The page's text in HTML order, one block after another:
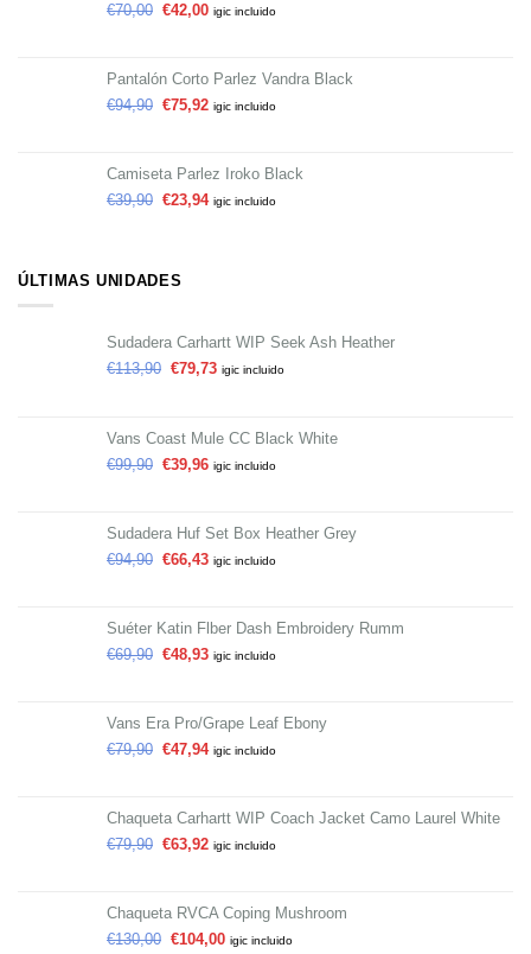
€70,00 €42,00 igic incluido
Pantalón Corto Parlez Vandra Black
€94,90 €75,92 igic incluido
Camiseta Parlez Iroko Black
€39,90 €23,94 igic incluido
ÚLTIMAS UNIDADES
Sudadera Carhartt WIP Seek Ash Heather
€113,90 €79,73 igic incluido
Vans Coast Mule CC Black White
€99,90 €39,96 igic incluido
Sudadera Huf Set Box Heather Grey
€94,90 €66,43 igic incluido
Suéter Katin Flber Dash Embroidery Rumm
€69,90 €48,93 igic incluido
Vans Era Pro/Grape Leaf Ebony
€79,90 €47,94 igic incluido
Chaqueta Carhartt WIP Coach Jacket Camo Laurel White
€79,90 €63,92 igic incluido
Chaqueta RVCA Coping Mushroom
€130,00 €104,00 igic incluido